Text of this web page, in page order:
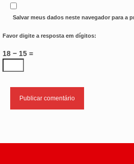
Salvar meus dados neste navegador para a
Favor digite a resposta em dígitos:
18 − 15 =